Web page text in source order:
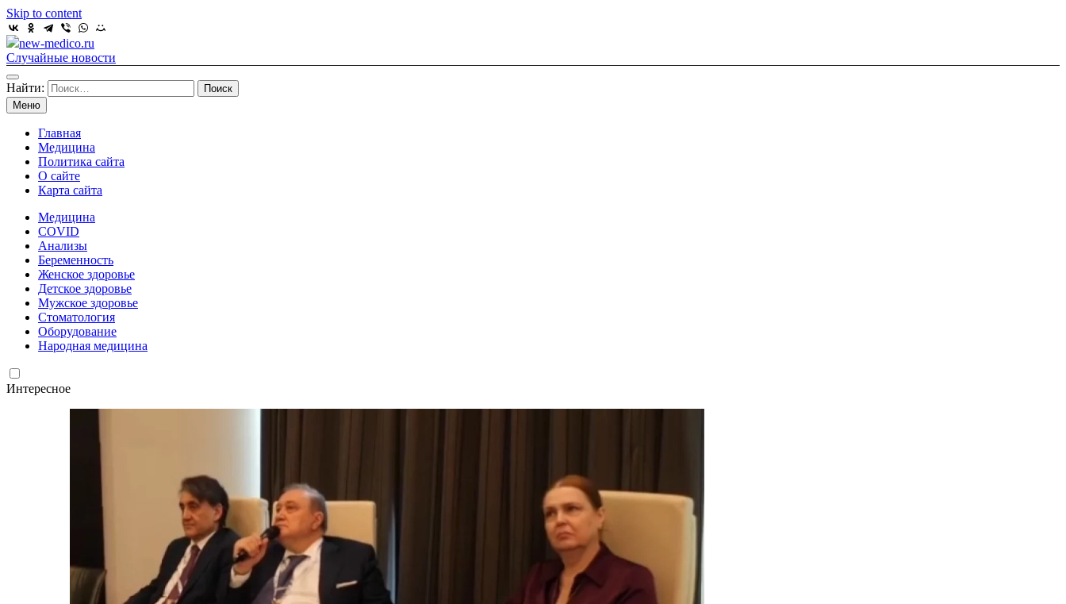
Skip to content
new-medico.ru
Случайные новости
Найти:
Меню
Главная
Медицина
Политика сайта
О сайте
Карта сайта
Медицина
COVID
Анализы
Беременность
Женское здоровье
Детское здоровье
Мужское здоровье
Стоматология
Оборудование
Народная медицина
Интересное